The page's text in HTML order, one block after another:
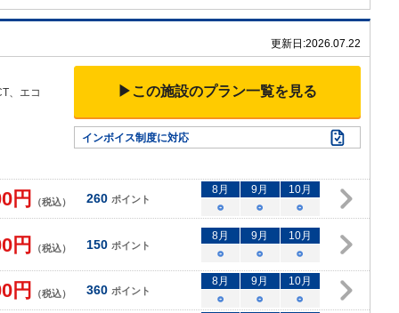
更新日:2026.07.22
、エコ ▶この施設のプラン一覧を見る
インボイス制度に対応
円 （税込） 260 ポイント
8月 9月 10月
○
○ ○
円 （税込） 150 ポイント
8月 9月 10月
○
○ ○
円 （税込） 360 ポイント
8月 9月 10月
○
○ ○